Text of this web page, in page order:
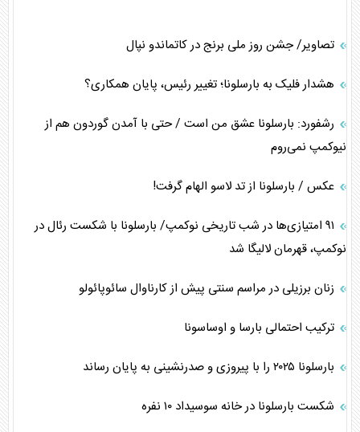
تصاویر/ جشن روز ملی برنج در کاتماندو نپال
هشدار فلیک به بارسلونا؛ تغییر رئیس، پایان همکاری؟
رشفورد: بارسلونا عشق من است / حتی با آمدن گوردون هم از
نیوکمپ نمی‌روم
عکس / بارسلونا از تد لاسو الهام گرفت!
۹۱ امتیازی‌ها در شب تاریخی نوکمپ/ بارسلونا با شکست رئال در
نوکمپ، قهرمان لالیگا شد
زنان برزیلی در مراسم سنتی پیش از کارناوال سائوپائولو
ترکیب احتمالی بارسا و اوساسونا
بارسلونا ۲۰۲۵ را با پیروزی و صدرنشینی به پایان رساند
شکست بارسلونا در خانه سوسیداد ۱۰ نفره